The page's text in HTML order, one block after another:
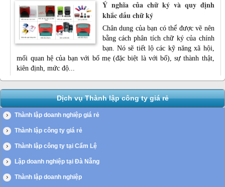
Ý nghĩa của chữ ký và quy định
khắc dấu chữ ký
Chân dung của bạn có thể được vẽ nên
bằng cách phân tích chữ ký của chính
bạn. Nó sẽ tiết lộ các kỹ năng xã hội,
mối quan hệ của bạn với bố mẹ (đặc biệt là với bố), sự thành thật,
kiên định, mức độ...
Dịch vụ Thành lập công ty giá rẻ
Thành lập doanh nghiệp giá rẻ
Thành lập công ty giá rẻ
Thành lập công ty tại Cẩm Lệ
Lập doanh nghiệp tại Đà Nẵng
Thành lập doanh nghiệp